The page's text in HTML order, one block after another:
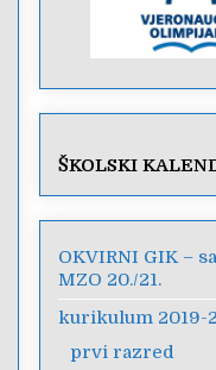
ŠKOLSKI
OKVIRNI GIK –
MZO 20./21.
kurikulum 2019-
prvi razred